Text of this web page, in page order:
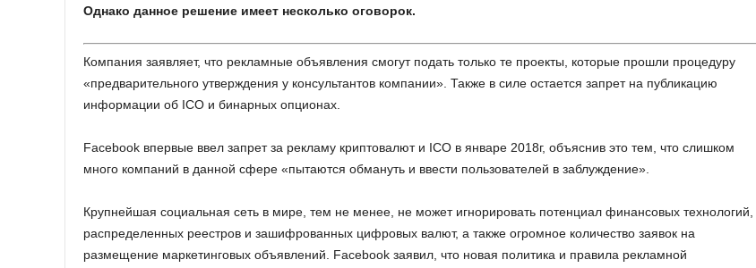
Однако данное решение имеет несколько оговорок.
Компания заявляет, что рекламные объявления смогут подать только те проекты, которые прошли процедуру
«предварительного утверждения у консультантов компании». Также в силе остается запрет на публикацию
информации об ICO и бинарных опционах.
Facebook впервые ввел запрет за рекламу криптовалют и ICO в январе 2018г, объяснив это тем, что слишком
много компаний в данной сфере «пытаются обмануть и ввести пользователей в заблуждение».
Крупнейшая социальная сеть в мире, тем не менее, не может игнорировать потенциал финансовых технологий,
распределенных реестров и зашифрованных цифровых валют, а также огромное количество заявок на
размещение маркетинговых объявлений. Facebook заявил, что новая политика и правила рекламной